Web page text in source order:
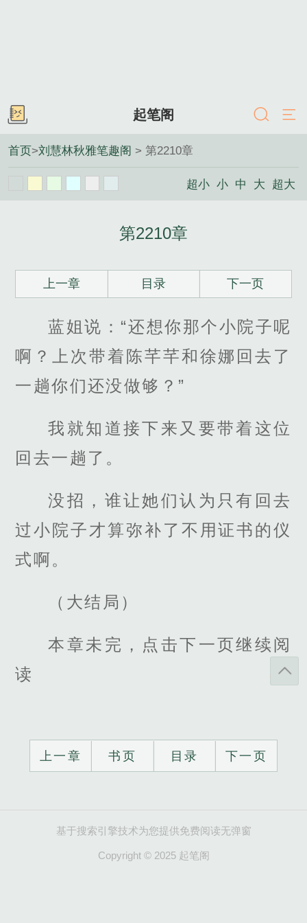
起笔阁
首页>刘慧林秋雅笔趣阁 > 第2210章
超小 小 中 大 超大
第2210章
上一章 目录 下一页
蓝姐说：“还想你那个小院子呢
啊？上次带着陈芊芊和徐娜回去了
一趟你们还没做够？”
我就知道接下来又要带着这位
回去一趟了。
没招，谁让她们认为只有回去
过小院子才算弥补了不用证书的仪
式啊。
（大结局）
本章未完，点击下一页继续阅
读
上一章 书页 目录 下一页
基于搜索引擎技术为您提供免费阅读无弹窗
Copyright © 2025 起笔阁